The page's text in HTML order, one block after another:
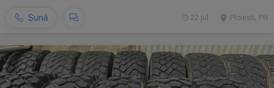
Sună Ploiesti, PH
22 jul.